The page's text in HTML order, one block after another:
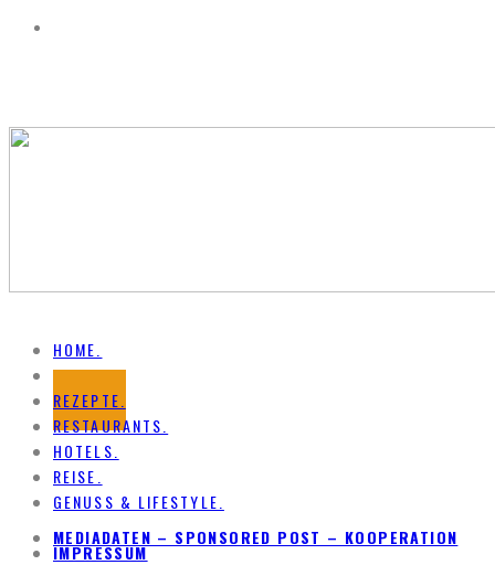
HOME.
NEWS.
REZEPTE.
RESTAURANTS.
HOTELS.
REISE.
GENUSS & LIFESTYLE.
MEDIADATEN – SPONSORED POST – KOOPERATION
IMPRESSUM